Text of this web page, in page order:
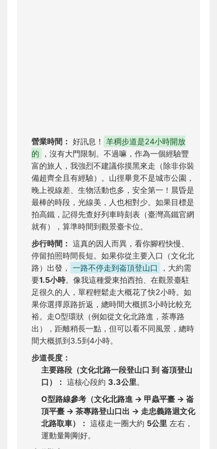
營業時間： 好訊息！ 羊稠步道是24小時開放
的
，沒有大門限制。不過嘛，作為一個經驗豐
富的旅人，我強烈不建議你摸黑來走（除非你裝
備超齊全且有經驗）。山徑畢竟不是城市公園，
晚上視線差、生物活動也多，安全第一！晨昏是
最棒的時段，光線美，人也相對少。如果目標是
拍高鐵，記得先查好列車時刻表（臺灣高鐵官網
就有），算準時間到觀景臺卡位。
步行時間： 這真的因人而異，看你腳程快慢、
停留拍照時間長短。如果你從主要入口（文化北
路）出發， 一路不停走到崙頂登山口
，大約需
要1.5小時。像我這種愛東拍西拍、在觀景臺駐
足很久的人，單程輕鬆走大概花了快2小時。如
果你選擇原路折返，總時間大概抓3小時比較充
裕。走O型環狀（例如從文化北路進，茶專路
出），距離稍長一點，但可以看不同風景，總時
間大概抓到3.5到4小時。
步道長度：
主要路段（文化北路一段登山口 到 崙頂登山
口）： 這核心段約 3.3公里。
O型路線參考（文化北路進 → 甲蟲平臺 → 崙
頂平臺 → 茶專路登山口出 → 走忠義路迴文化
北路取車）： 這樣走一圈大約 5公里 左右，
運動量剛剛好。